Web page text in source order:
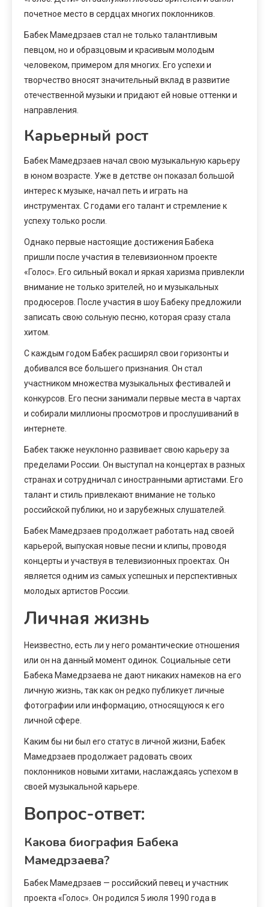
почетное место в сердцах многих поклонников.
Бабек Мамедрзаев стал не только талантливым
певцом, но и образцовым и красивым молодым
человеком, примером для многих. Его успехи и
творчество вносят значительный вклад в развитие
отечественной музыки и придают ей новые оттенки и
направления.
Карьерный рост
Бабек Мамедрзаев начал свою музыкальную карьеру
в юном возрасте. Уже в детстве он показал большой
интерес к музыке, начал петь и играть на
инструментах. С годами его талант и стремление к
успеху только росли.
Однако первые настоящие достижения Бабека
пришли после участия в телевизионном проекте
«Голос». Его сильный вокал и яркая харизма привлекли
внимание не только зрителей, но и музыкальных
продюсеров. После участия в шоу Бабеку предложили
записать свою сольную песню, которая сразу стала
хитом.
С каждым годом Бабек расширял свои горизонты и
добивался все большего признания. Он стал
участником множества музыкальных фестивалей и
конкурсов. Его песни занимали первые места в чартах
и собирали миллионы просмотров и прослушиваний в
интернете.
Бабек также неуклонно развивает свою карьеру за
пределами России. Он выступал на концертах в разных
странах и сотрудничал с иностранными артистами. Его
талант и стиль привлекают внимание не только
российской публики, но и зарубежных слушателей.
Бабек Мамедрзаев продолжает работать над своей
карьерой, выпуская новые песни и клипы, проводя
концерты и участвуя в телевизионных проектах. Он
является одним из самых успешных и перспективных
молодых артистов России.
Личная жизнь
Неизвестно, есть ли у него романтические отношения
или он на данный момент одинок. Социальные сети
Бабека Мамедрзаева не дают никаких намеков на его
личную жизнь, так как он редко публикует личные
фотографии или информацию, относящуюся к его
личной сфере.
Каким бы ни был его статус в личной жизни, Бабек
Мамедрзаев продолжает радовать своих
поклонников новыми хитами, наслаждаясь успехом в
своей музыкальной карьере.
Вопрос-ответ:
Какова биография Бабека
Мамедрзаева?
Бабек Мамедрзаев — российский певец и участник
проекта «Голос». Он родился 5 июля 1990 года в